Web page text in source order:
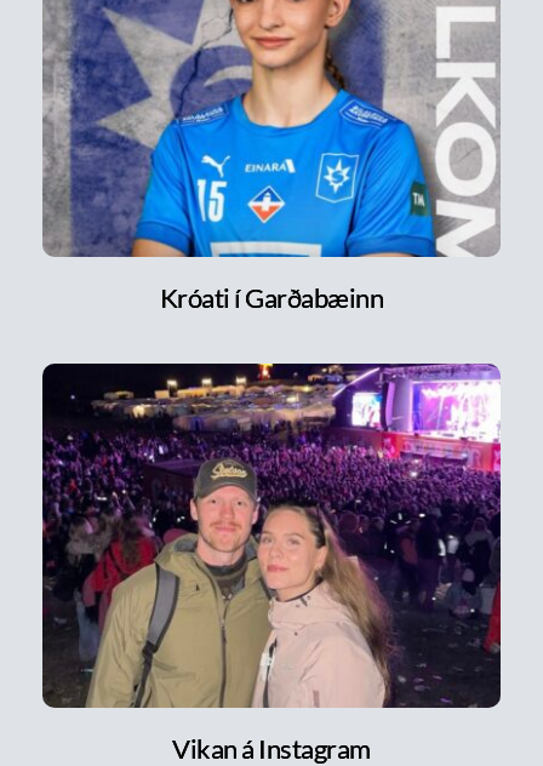
Króati í Garðabæinn
Vikan á Instagram